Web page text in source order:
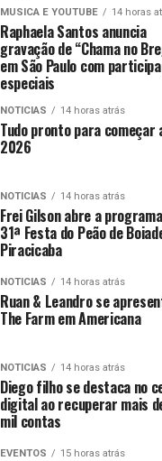
MUSICA E YOUTUBE 14 horas
Raphaela Santos anuncia
gravação de “Chama no
em São Paulo com
especiais
NOTICIAS 14 horas atrás
Tudo pronto para começar
2026
NOTICIAS 14 horas atrás
Frei Gilson abre a
31ª Festa do Peão de
Piracicaba
NOTICIAS 14 horas atrás
Ruan & Leandro se
The Farm em Americana
NOTICIAS 14 horas atrás
Diego filho se destaca no
digital ao recuperar mais
mil contas
EVENTOS 15 horas atrás